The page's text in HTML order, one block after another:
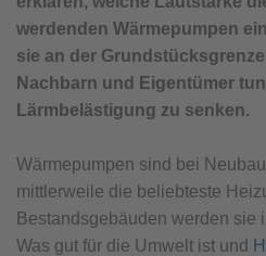
werdenden Wärmepumpen
sie an der
Nachbarn und Eigentümer
Lärmbelästigung zu senken.
Wärmepumpen sind bei
mittlerweile die beliebteste
Bestandsgebäuden werden sie
Was gut für die Umwelt ist und